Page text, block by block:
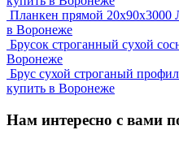
Планкен прямой
в Воронеже
Брусок строганный сухой
Воронеже
Брус сухой строганый
купить в Воронеже
Нам интересно с вами